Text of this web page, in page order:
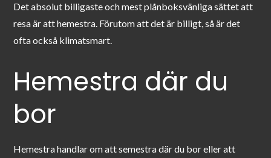
Det absolut billigaste och mest plånboksvänliga sättet att
resa är att hemestra. Förutom att det är billigt, så är det
ofta också klimatsmart.
Hemestra där du
bor
Hemestra handlar om att semestra där du bor eller att